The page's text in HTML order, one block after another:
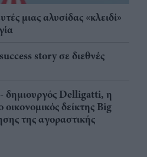
μιας αλυσίδας «κλειδί»
story σε διεθνές
Delligatti, η
δείκτης Big
της αγοραστικής